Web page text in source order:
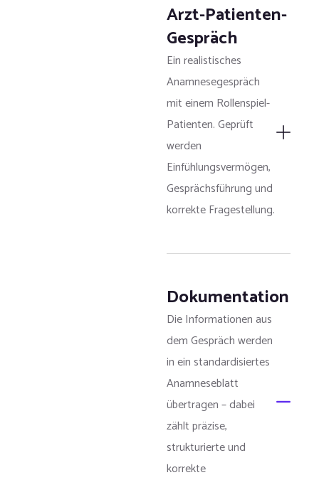
Arzt-Patienten-
Gespräch
Ein realistisches
Anamnesegespräch
mit einem Rollenspiel-
Patienten. Geprüft
werden
Einfühlungsvermögen,
Gesprächsführung und
korrekte Fragestellung.
Dokumentation
Die Informationen aus
dem Gespräch werden
in ein standardisiertes
Anamneseblatt
übertragen – dabei
zählt präzise,
strukturierte und
korrekte